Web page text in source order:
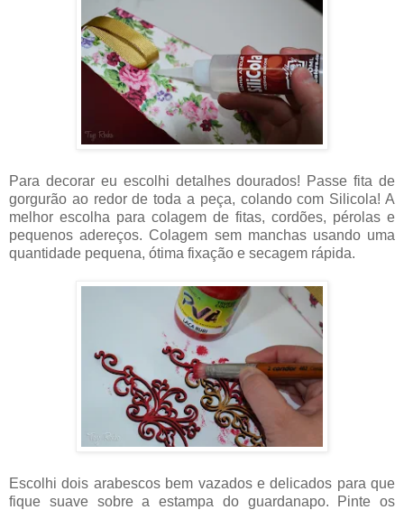
Para decorar eu escolhi detalhes dourados! Passe fita de
gorgurão ao redor de toda a peça, colando com Silicola! A
melhor escolha para colagem de fitas, cordões, pérolas e
pequenos adereços. Colagem sem manchas usando uma
quantidade pequena, ótima fixação e secagem rápida.
Escolhi dois arabescos bem vazados e delicados para que
fique suave sobre a estampa do guardanapo. Pinte os